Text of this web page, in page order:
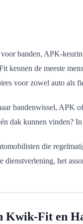
banden, APK-
de meeste
voor zowel auto als
bandenwissel, APK
dak kunnen
die
het
Kwik-Fit en